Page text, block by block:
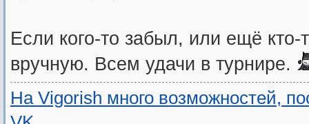
Если кого-то забыл, или ещё кто-
вручную. Всем удачи в турнире.
На Vigorish много возможностей,